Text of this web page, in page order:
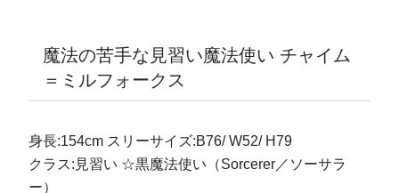
魔法の苦手な見習い魔法使い チャイム
＝ミルフォークス
身長:154cm スリーサイズ:B76/ W52/ H79
クラス:見習い ☆黒魔法使い（Sorcerer／ソーサラ
ー）